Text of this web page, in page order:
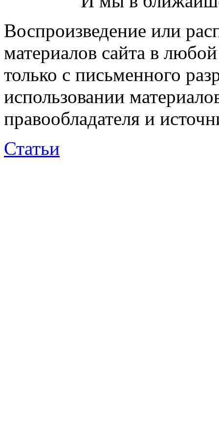
Воспроизведение или
материалов сайта в
только с письменного
использовании
правообладателя и
Статьи